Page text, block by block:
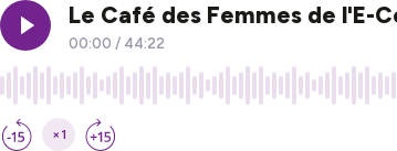
Le Café des Femmes de
00:00 / 44:22
×1